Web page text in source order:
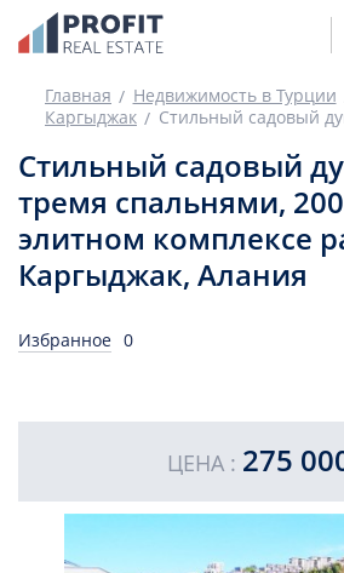
Главная Недвижимость в Турции
Каргыджак
Стильный садовый
тремя спальнями,
элитном комплексе
Каргыджак, Алания
Избранное 0
ЦЕНА : 275